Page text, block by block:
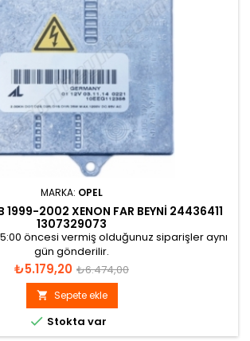
MARKA: OPEL
1999-2002 XENON FAR BEYNI 24436411
1307329073
öncesi vermiş olduğunuz siparişler aynı
gün gönderilir.
Fiyat
₺5.179,20 Normal
fiyat
₺6.474,00
 Sepete ekle
 Stokta var